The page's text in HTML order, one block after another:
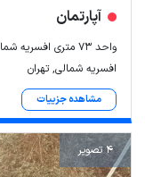
آپارتمان
واحد ۷۳ متری افسریه شمالی *شخصی*
افسریه شمالی, تهران
مشاهده جزییات
4 تصویر